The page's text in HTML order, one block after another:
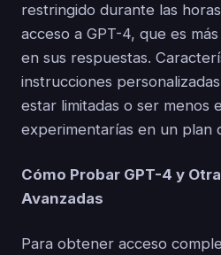
restringido durante las
acceso a GPT-4, que es
en sus respuestas.
instrucciones
estar limitadas o ser menos
experimentarías en un plan
Cómo Probar GPT-4 y
Avanzadas
Para obtener acceso